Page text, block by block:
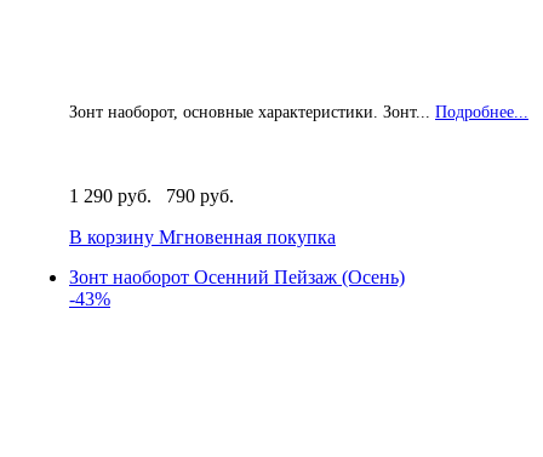
Зонт наоборот, основные характеристики. Зонт... Подробнее...
1 290 руб.
790 руб.
В корзину Мгновенная покупка
Зонт наоборот Осенний Пейзаж (Осень)
-43%